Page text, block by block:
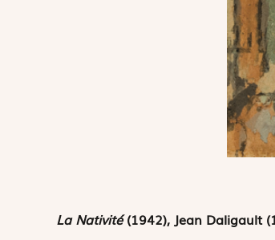
La Nativité(1942), Jean Daligault